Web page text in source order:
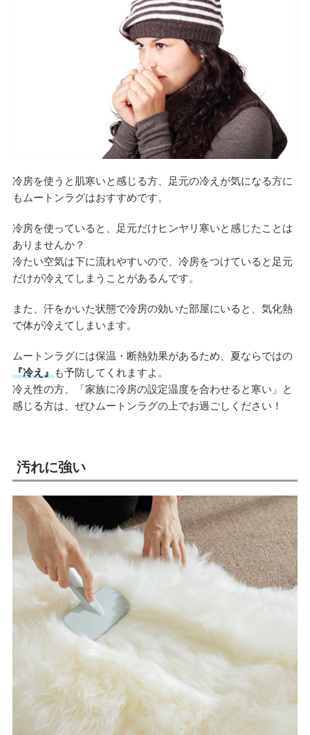
冷房を使うと肌寒いと感じる方、足元の冷えが気になる方に
もムートンラグはおすすめです。
冷房を使っていると、足元だけヒンヤリ寒いと感じたことは
ありませんか？
冷たい空気は下に流れやすいので、冷房をつけていると足元
だけが冷えてしまうことがあるんです。
また、汗をかいた状態で冷房の効いた部屋にいると、気化熱
で体が冷えてしまいます。
ムートンラグには保温・断熱効果があるため、夏ならではの
『冷え』も予防してくれますよ。
冷え性の方、「家族に冷房の設定温度を合わせると寒い」と
感じる方は、ぜひムートンラグの上でお過ごしください！
汚れに強い